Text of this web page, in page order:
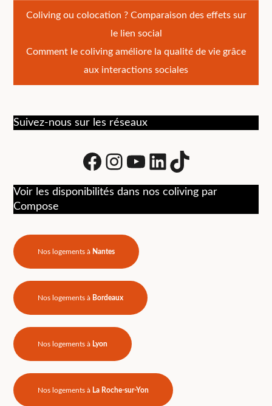
Navigation
de
l’article
Coliving ou colocation ? Comparaison des effets sur
le lien social
Comment le coliving améliore la qualité de vie grâce
aux interactions sociales
Suivez-nous sur les réseaux
Facebook
Instagram
Youtube
LinkedIn
tiktok
Voir les disponibilités dans nos coliving par
Compose
Nos logements à Nantes
Nos logements à Bordeaux
Nos logements à Lyon
Nos logements à La Roche-sur-Yon